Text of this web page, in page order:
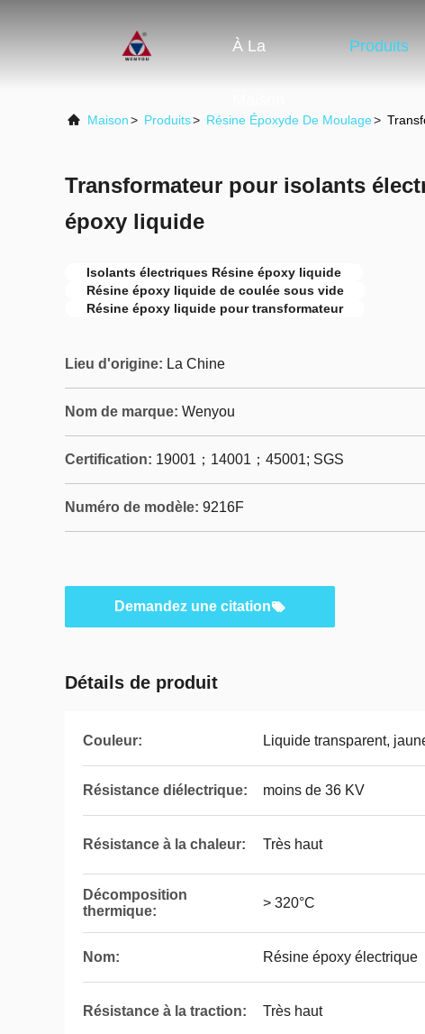
À La Produits
Maison> Produits> Résine Époxyde De Moulage>
Transformateur pour isolants
époxy liquide
Isolants électriques Résine époxy liquide
Résine époxy liquide de coulée sous vide
Résine époxy liquide pour transformateur
Lieu d'origine: La Chine
Nom de marque: Wenyou
Certification: 19001；14001；45001; SGS
Numéro de modèle: 9216F
Demandez une citation
Détails de produit
Couleur: Liquide transparent,
Résistance diélectrique: moins de 36 KV
Résistance à la chaleur: Très haut
Décomposition
thermique:
> 320°C
Nom: Résine époxy électrique
Résistance à la traction: Très haut